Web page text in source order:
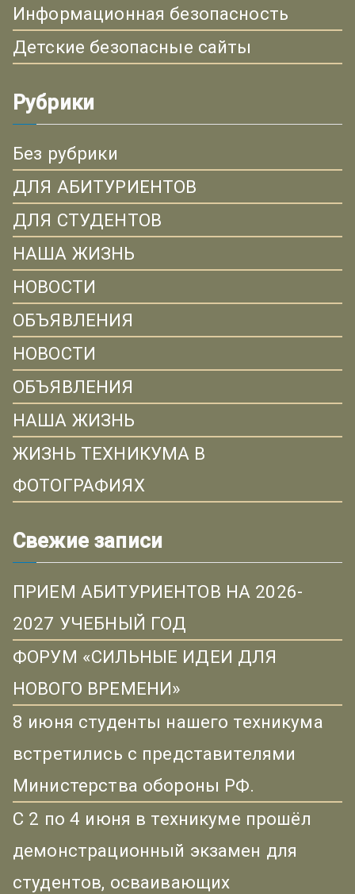
Информационная безопасность
Детские безопасные сайты
Рубрики
Без рубрики
ДЛЯ АБИТУРИЕНТОВ
ДЛЯ СТУДЕНТОВ
НАША ЖИЗНЬ
НОВОСТИ
ОБЪЯВЛЕНИЯ
НОВОСТИ
ОБЪЯВЛЕНИЯ
НАША ЖИЗНЬ
ЖИЗНЬ ТЕХНИКУМА В
ФОТОГРАФИЯХ
Свежие записи
ПРИЕМ АБИТУРИЕНТОВ НА 2026-
2027 УЧЕБНЫЙ ГОД
ФОРУМ «СИЛЬНЫЕ ИДЕИ ДЛЯ
НОВОГО ВРЕМЕНИ»
8 июня студенты нашего техникума
встретились с представителями
Министерства обороны РФ.
С 2 по 4 июня в техникуме прошёл
демонстрационный экзамен для
студентов, осваивающих